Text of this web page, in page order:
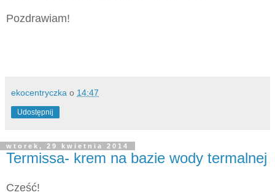
Pozdrawiam!
ekocentryczka o 14:47
Udostępnij
wtorek, 29 kwietnia 2014
Termissa- krem na bazie wody termalnej
Cześć!